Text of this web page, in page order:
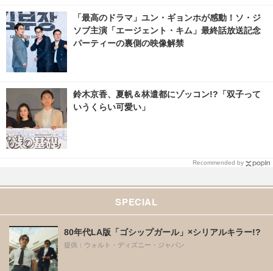
「最高のドラマ」ユン・ギョンホが感動！ソ・ジ
ソブ主演「エージェント・キム」最終話放送記念
パーティーの裏側の映像解禁
鈴木京香、夏帆＆林遣都にゾッコン!?「双子って
いうくらい可愛い」
Recommended by
SPECIAL
80年代LA版「ゴシップガール」×シリアルキラー!?
提供：ウォルト・ディズニー・ジャパン